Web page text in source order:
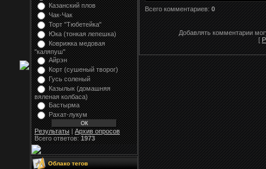
Казанский плов
Чак-Чак
Торт "Тюбетейка"
Юка (тонкая лепешка)
Коврижка медовая
"каляпуш"
Айрэн
Корт (сушеный творог)
Гусь соленый
Казылык (домашняя
вяленая колбаса)
Бастырма
Рахат-лукум
Результаты|Архив опросов
Всего ответов:1973
Облако тегов
Всего комментариев: 0
Добавлять комментарии
[